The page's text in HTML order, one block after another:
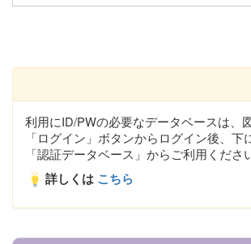
利用にID/PWの必要なデータベースは、
「ログイン」ボタンからログイン後、下
「認証データベース」からご利用くださ
詳しくは こちら